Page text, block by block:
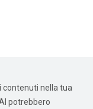
contenuti nella tua
potrebbero